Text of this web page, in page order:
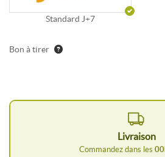
Standard J+7
Bon à tirer
Livraison
Commandez dans les 00